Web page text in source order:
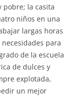
pobre; la casita
niños en una
largas horas
para
de la escuela
de dulces y
explotada,
un mejor